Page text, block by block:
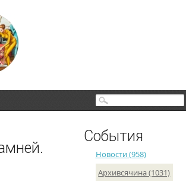
Поиск
События
Новости (958)
Архивсячина (1031)